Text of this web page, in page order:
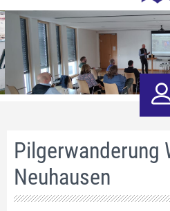
Pilgerwanderung
Neuhausen